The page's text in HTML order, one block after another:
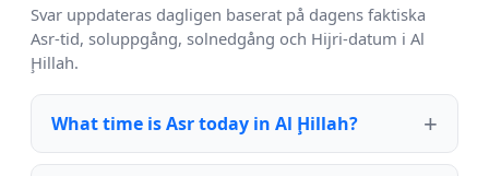
Svar uppdateras dagligen baserat på dagens faktiska
Asr-tid, soluppgång, solnedgång och Hijri-datum i Al
Ḩillah.
What time is Asr today in Al Ḩillah?